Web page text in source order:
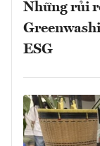
Những rủi
ESG